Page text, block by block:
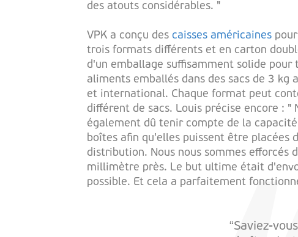
des atouts considérables. "
VPK a conçu des caisses américaines
trois formats différents et en carton
d'un emballage suffisamment solide pour
aliments emballés dans des sacs de 3 kg
et international. Chaque format peut
différent de sacs. Louis précise encore : "
également dû tenir compte de la
boîtes afin qu'elles puissent être placées
distribution. Nous nous sommes efforcés
millimètre près. Le but ultime était
possible. Et cela a parfaitement
“Saviez-